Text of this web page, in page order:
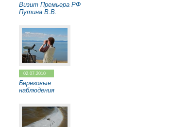
Визит Премьера РФ
Путина В.В.
02.07.2010
Береговые
наблюдения